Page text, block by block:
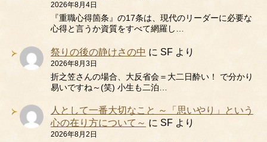
2026年8月4日
『重職心得箇条』の17条は、現代のリーダーに必要な
心得と言うか資質をすべて網羅し…
祭りの後の静けさの中 に SF より
2026年8月3日
折之笠さんの場合、大反省会＝大二日酔い！ で分かり
易いですね～(笑) 小生も二泊…
人として一番大切なこと ～「思いやり」という
心の在り方について～ に SF より
2026年8月2日